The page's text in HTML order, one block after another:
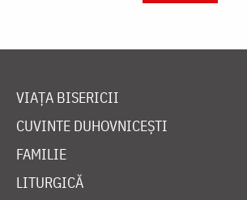
VIAȚA BISERICII
CUVINTE DUHOVNICEȘTI
FAMILIE
LITURGICĂ